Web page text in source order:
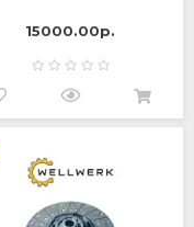
15000.00р.